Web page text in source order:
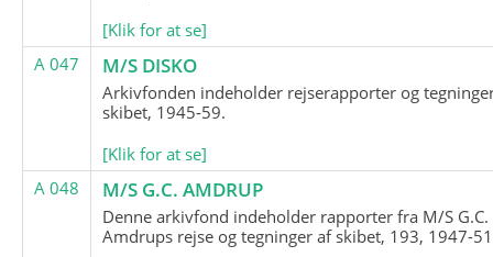
[Klik for at se]
A 047
M/S DISKO
Arkivfonden indeholder rejserapporter og
skibet, 1945-59.
[Klik for at se]
A 048
M/S G.C. AMDRUP
Denne arkivfond indeholder rapporter fra M/S G.C.
Amdrups rejse og tegninger af skibet, 193, 1947-